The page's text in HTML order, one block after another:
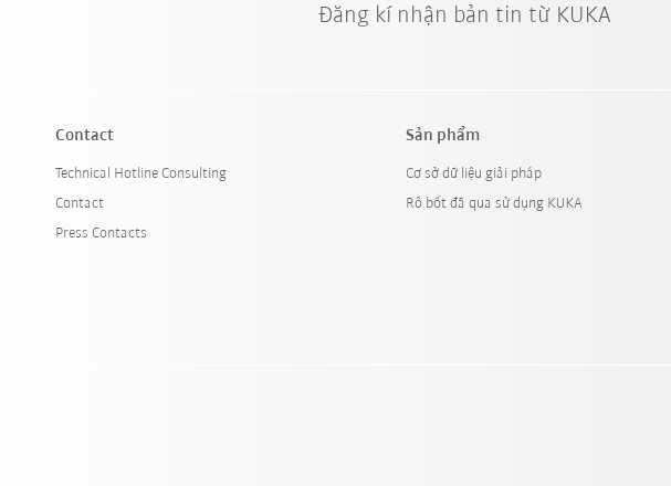
Đăng kí nhận bản tin từ KUKA
Contact
Technical Hotline Consulting
Contact
Press Contacts
Sản phẩm
Cơ sở dữ liệu giải pháp
Rô bốt đã qua sử dụng KUKA